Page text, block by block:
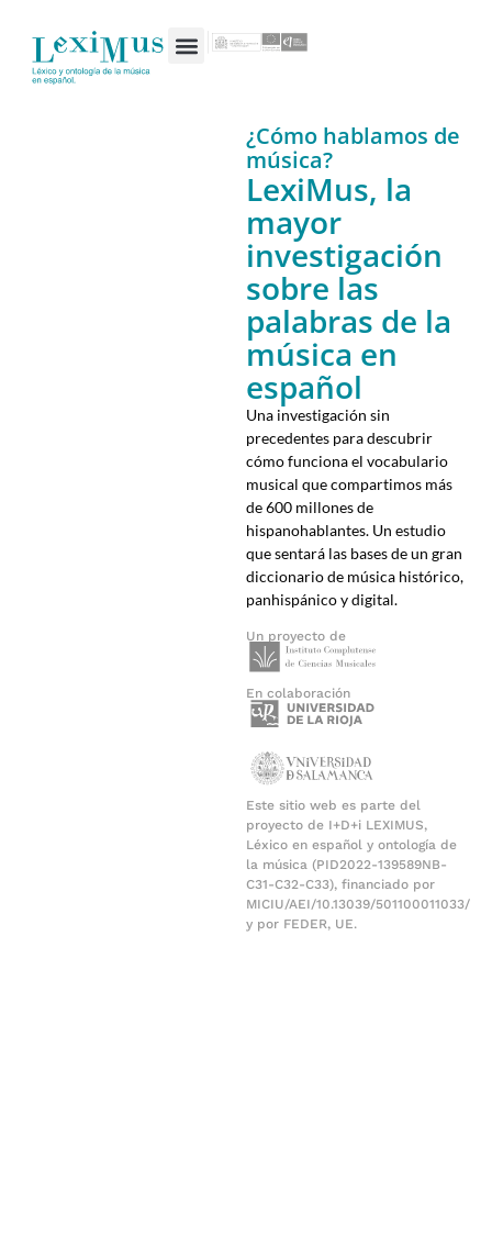
¿Cómo hablamos de
música?
LexiMus, la
mayor
investigación
sobre las
palabras de la
música en
español
Una investigación sin
precedentes para descubrir
cómo funciona el vocabulario
musical que compartimos más
de 600 millones de
hispanohablantes. Un estudio
que sentará las bases de un gran
diccionario de música histórico,
panhispánico y digital.
Un proyecto de
En colaboración
Este sitio web es parte del
proyecto de I+D+i LEXIMUS,
Léxico en español y ontología de
la música (PID2022-139589NB-
C31-C32-C33), financiado por
MICIU/AEI/10.13039/501100011033/
y por FEDER, UE.